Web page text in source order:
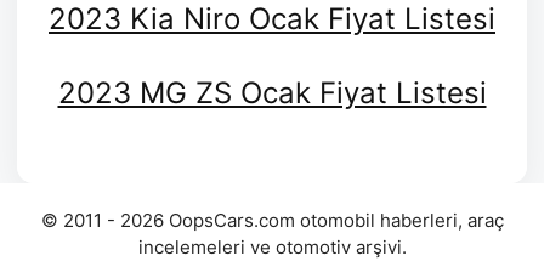
2023 Kia Niro Ocak Fiyat Listesi
2023 MG ZS Ocak Fiyat Listesi
© 2011 - 2026 OopsCars.com otomobil haberleri, araç
incelemeleri ve otomotiv arşivi.